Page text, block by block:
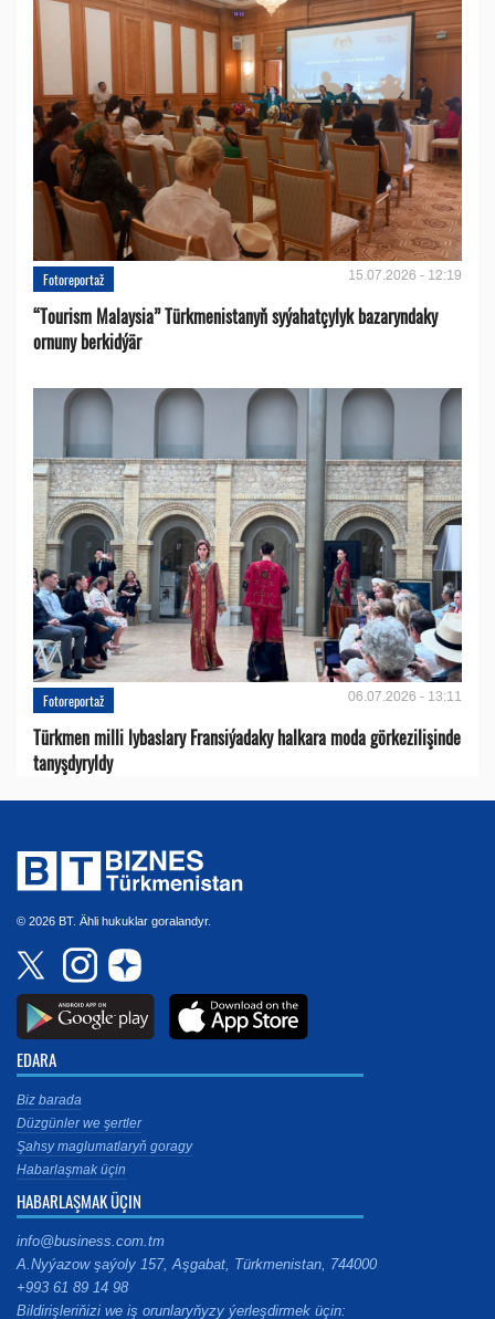
Fotoreportaž 15.07.2026 - 12:19
“Tourism Malaysia” Türkmenistanyň syýahatçylyk bazaryndaky
ornuny berkidýär
Fotoreportaž 06.07.2026 - 13:11
Türkmen milli lybaslary Fransiýadaky halkara moda görkezilişinde
tanyşdyryldy
© 2026 BT. Ähli hukuklar goralandyr.
EDARA
Biz barada
Düzgünler we şertler
Şahsy maglumatlaryň goragy
Habarlaşmak üçin
HABARLAŞMAK ÜÇIN
info@business.com.tm
A.Nyýazow şaýoly 157, Aşgabat, Türkmenistan, 744000
+993 61 89 14 98
Bildirişleriňizi we iş orunlaryňyzy ýerleşdirmek üçin: